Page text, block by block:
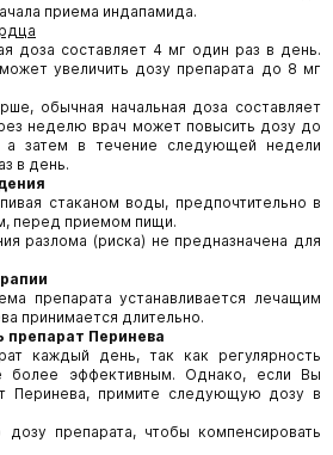
приема индапамида.
доза составляет 4 мг один раз в день.
увеличить дозу препарата до 8 мг
обычная начальная доза составляет
неделю врач может повысить дозу до
затем в течение следующей недели
в день.
стаканом воды, предпочтительно в
перед приемом пищи.
разлома (риска) не предназначена для
препарата устанавливается лечащим
принимается длительно.
препарат Перинева
каждый день, так как регулярность
более эффективным. Однако, если Вы
Перинева, примите следующую дозу в
препарата, чтобы компенсировать